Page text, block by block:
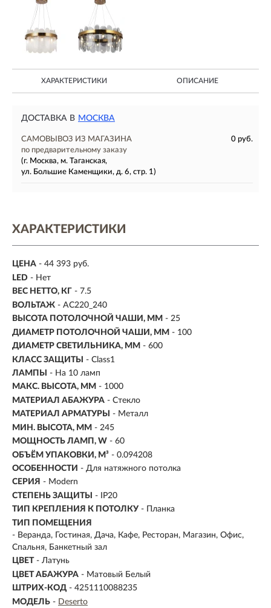
ХАРАКТЕРИСТИКИ ОПИСАНИЕ
ДОСТАВКА В МОСКВА
САМОВЫВОЗ ИЗ МАГАЗИНА
0 руб.
по предварительному заказу
(г. Москва, м. Таганская,
ул. Большие Каменщики, д. 6, стр. 1)
ХАРАКТЕРИСТИКИ
ЦЕНА - 44 393 руб.
LED - Нет
ВЕС НЕТТО, КГ - 7.5
ВОЛЬТАЖ - AC220_240
ВЫСОТА ПОТОЛОЧНОЙ ЧАШИ, ММ - 25
ДИАМЕТР ПОТОЛОЧНОЙ ЧАШИ, ММ - 100
ДИАМЕТР СВЕТИЛЬНИКА, ММ - 600
КЛАСС ЗАЩИТЫ
- Class1
ЛАМПЫ
- На 10 ламп
МАКС. ВЫСОТА, ММ - 1000
МАТЕРИАЛ АБАЖУРА - Стекло
МАТЕРИАЛ АРМАТУРЫ
- Металл
МИН. ВЫСОТА, ММ - 245
МОЩНОСТЬ ЛАМП, W - 60
ОБЪЁМ УПАКОВКИ, М³ - 0.094208
ОСОБЕННОСТИ - Для натяжного потолка
СЕРИЯ - Modern
СТЕПЕНЬ ЗАЩИТЫ
- IP20
ТИП КРЕПЛЕНИЯ К ПОТОЛКУ - Планка
ТИП ПОМЕЩЕНИЯ
- Веранда, Гостиная, Дача, Кафе, Ресторан, Магазин, Офис,
Спальня, Банкетный зал
ЦВЕТ - Латунь
ЦВЕТ АБАЖУРА - Матовый Белый
ШТРИХ-КОД - 4251110088235
МОДЕЛЬ - Deserto